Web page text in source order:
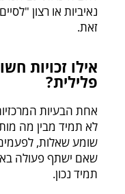
נאיביות או רצון
זאת.
אילו זכויות
פלילית?
אחת הבעיות
לא תמיד מבין מה
שומע שאלות,
שאם ישתף פעולה
תמיד נכון.